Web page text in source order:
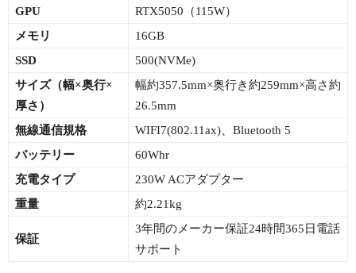
GPU
RTX5050（115W）
メモリ
16GB
SSD
500(NVMe)
サイズ（幅×奥行×
厚さ）
幅約357.5mm×奥行き約259mm×高さ約
26.5mm
無線通信規格
WIFI7(802.11ax)、Bluetooth 5
バッテリー
60Whr
充電タイプ
230W ACアダプター
重量
約2.21kg
保証
3年間のメーカー保証24時間365日電話
サポート